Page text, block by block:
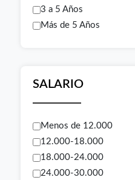
3 a 5 Años
Más de 5 Años
SALARIO
Menos de 12.000
12.000-18.000
18.000-24.000
24.000-30.000